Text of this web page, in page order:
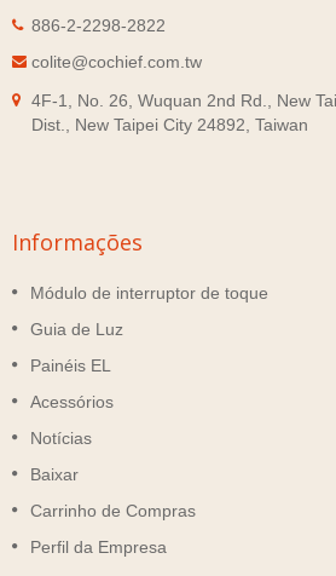
886-2-2298-2822
colite@cochief.com.tw
4F-1, No. 26, Wuquan 2nd Rd., New
Dist., New Taipei City 24892, Taiwan
Informações
Módulo de interruptor de toque
Guia de Luz
Painéis EL
Acessórios
Notícias
Baixar
Carrinho de Compras
Perfil da Empresa